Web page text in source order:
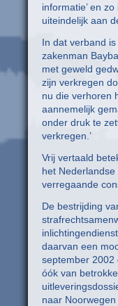
informatie’ en
uiteindelijk aan
In dat verband
zakenman
met geweld
zijn verkregen
nu die verhoren
aannemelijk
onder druk te
verkregen.’
Vrij vertaald
het
verregaande
De bestrijding
daarvan een
september 2002
óók van
naar